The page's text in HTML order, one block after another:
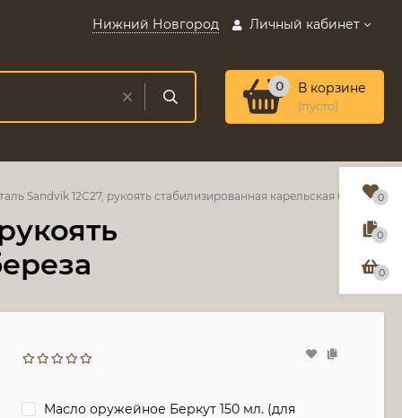
Нижний Новгород Личный кабинет
0 В корзине
(пусто)
Sandvik 12C27, рукоять стабилизированная карельская береза
Масло оружейное Беркут 150 мл. (для
0
0
0